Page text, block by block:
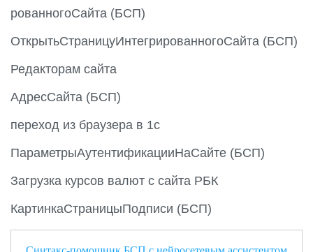
рованногоСайта (БСП)
ОткрытьСтраницуИнтегрированногоСайта (БСП)
Редакторам сайта
АдресСайта (БСП)
переход из браузера в 1с
ПараметрыАутентификацииНаСайте (БСП)
Загрузка курсов валют с сайта РБК
КартинкаСтраницыПодписи (БСП)